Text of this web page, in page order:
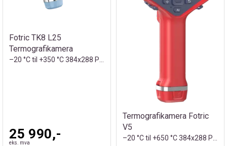
Fotric TK8 L25
Termografikamera
–20 °C til +350 °C 384x288 Piksler
25 990,-
eks. mva
Termografikamera Fotric
V5